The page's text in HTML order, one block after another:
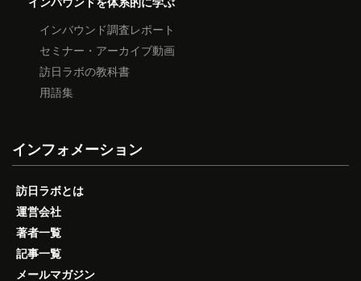
インバウンド調査レポート
セミナー・アーカイブ動画
訪日ラボの教科書
用語集
インフォメーション
訪日ラボとは
運営会社
著者一覧
記事一覧
メールマガジン